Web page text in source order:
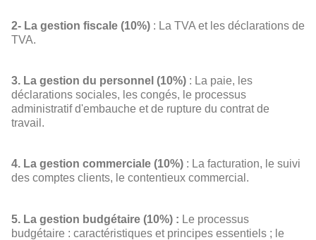
2- La gestion fiscale (10%) : La TVA et les déclarations de
TVA.
3. La gestion du personnel (10%) : La paie, les
déclarations sociales, les congés, le processus
administratif d'embauche et de rupture du contrat de
travail.
4. La gestion commerciale (10%) : La facturation, le suivi
des comptes clients, le contentieux commercial.
5. La gestion budgétaire (10%) : Le processus
budgétaire : caractéristiques et principes essentiels ; le